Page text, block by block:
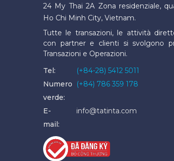
24 My Thai 2A Zona residenziale,
Ho Chi Minh City, Vietnam.
Tutte le transazioni, le attività
con partner e clienti si svolgono
Transazioni e Operazioni.
Tel:
(+84-28) 5412 5011
Numero
verde:
(+84) 786 359 178
E-
mail:
info@tatinta.com